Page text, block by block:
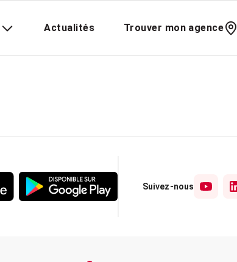
Actualités Trouver mon agence
Suivez-nous